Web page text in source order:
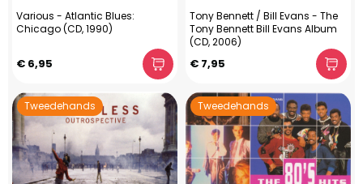
Various - Atlantic Blues:
Chicago (CD, 1990)
€ 6,95
Tony Bennett / Bill Evans - The
Tony Bennett Bill Evans Album
(CD, 2006)
€ 7,95
Tweedehands Tweedehands